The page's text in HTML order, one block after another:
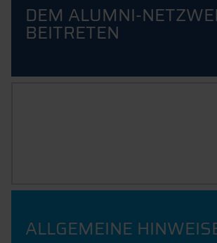
DEM ALUMNI-
BEITRETEN
ALLGEMEINE